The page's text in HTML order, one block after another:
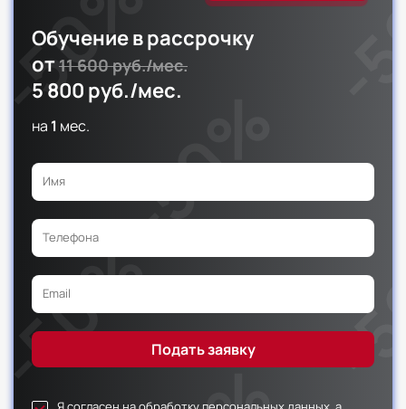
Обучение в рассрочку
от11 600 руб./мес.
5 800 руб./мес.
на 1 мес.